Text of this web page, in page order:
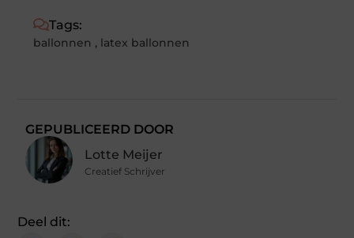
Tags:
ballonnen , latex ballonnen
GEPUBLICEERD DOOR
Lotte Meijer
Creatief Schrijver
Deel dit: